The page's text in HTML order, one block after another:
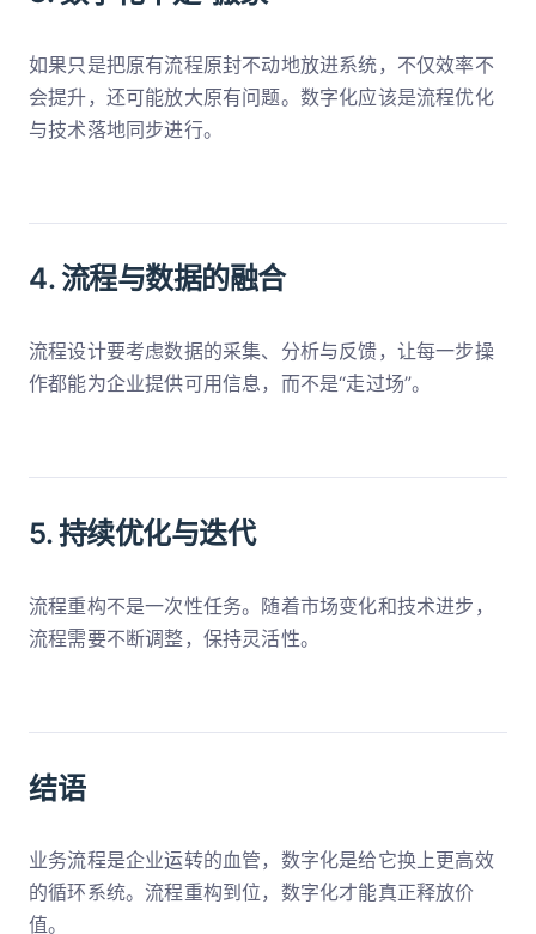
如果只是把原有流程原封不动地放进系统，不仅效率不
会提升，还可能放大原有问题。数字化应该是流程优化
与技术落地同步进行。
4. 流程与数据的融合
流程设计要考虑数据的采集、分析与反馈，让每一步操
作都能为企业提供可用信息，而不是“走过场”。
5. 持续优化与迭代
流程重构不是一次性任务。随着市场变化和技术进步，
流程需要不断调整，保持灵活性。
结语
业务流程是企业运转的血管，数字化是给它换上更高效
的循环系统。流程重构到位，数字化才能真正释放价
值。